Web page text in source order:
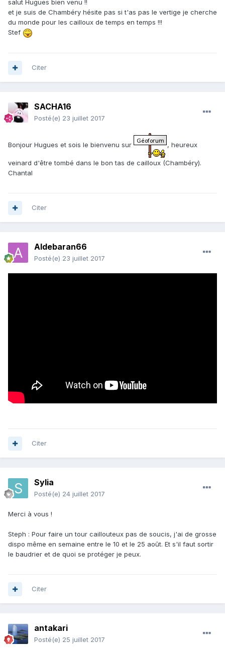
salut Hugues bien venu !!
et je suis de Chambéry hésite pas si t'as pas le vertige je cherche
du monde pour les cailloux de temps en temps !!!
Stef
Citer
SACHA16
Posté(e) 23 juillet 2017
Bonjour Hugues et sois le bienvenu sur , heureux
veinard d'être tombé dans le bon tas de cailloux (Chambéry).
Chantal
Citer
Aldebaran66
Posté(e) 23 juillet 2017
Citer
Sylia
Posté(e) 24 juillet 2017
Merci à vous !
Steph : Pour faire un tour caillouteux pas de soucis, j'ai de grosse
dispo même en semaine entre le 10 et le 25 août. Et s'il faut sortir
le baudrier et de quoi se protéger je peux.
Citer
antakari
Posté(e) 25 juillet 2017